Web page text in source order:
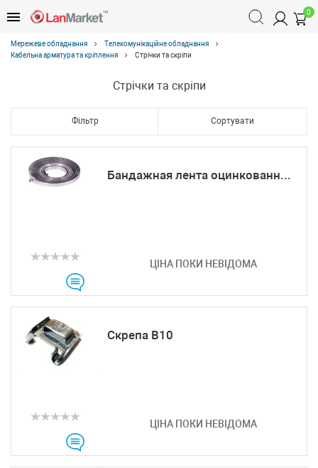
0
Мережеве обладнання
Телекомунікаційне обладнання
Кабельна арматура та кріплення
Стрічки та скріпи
Стрічки та скріпи
Фільтр Сортувати
Бандажная лента оцинкованн...
ЦІНА ПОКИ НЕВІДОМА
Скрепа B10
ЦІНА ПОКИ НЕВІДОМА